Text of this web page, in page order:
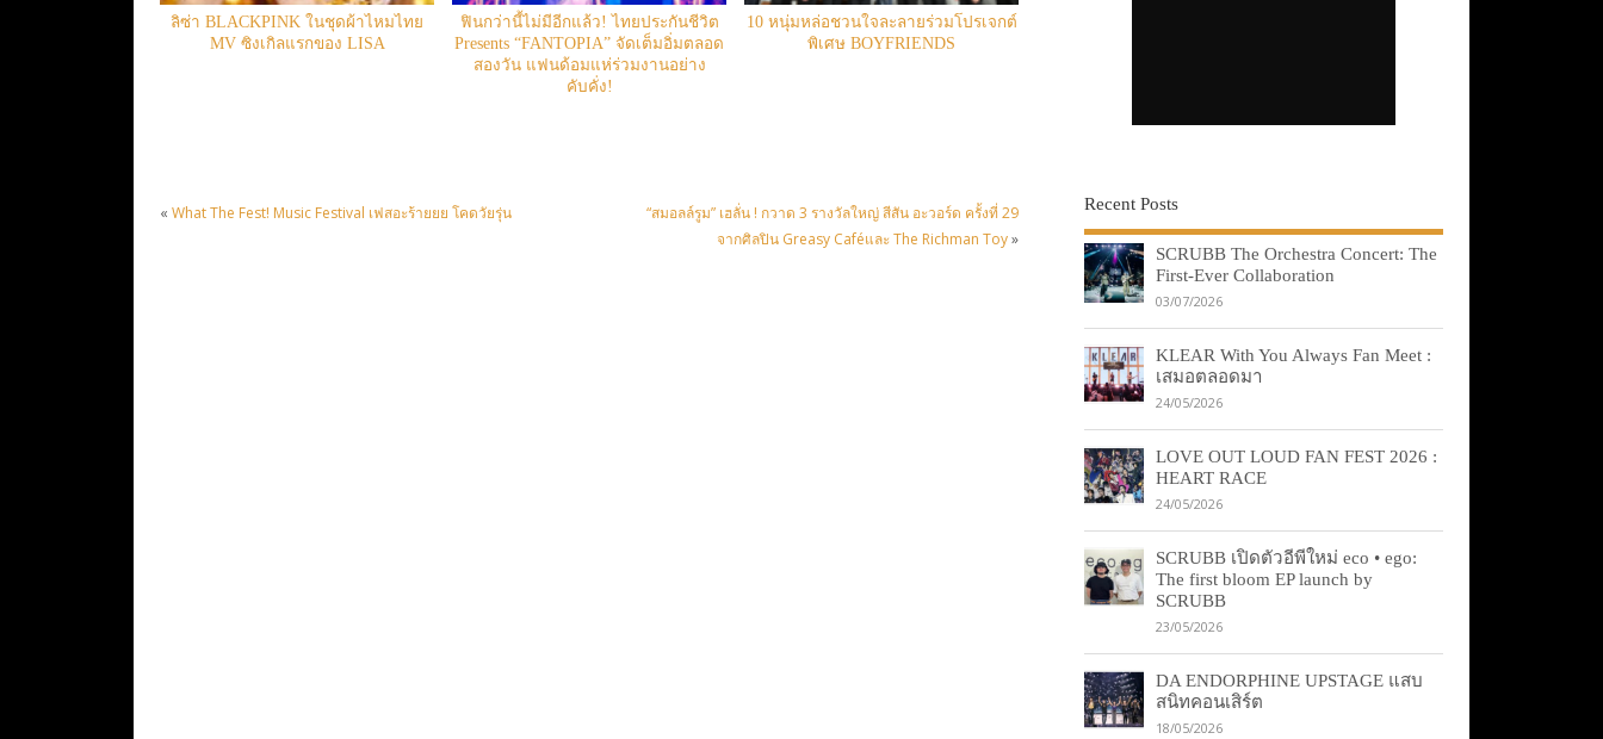
ลิซ่า BLACKPINK ในชุดผ้าไหมไทย
MV ซิงเกิลแรกของ LISA
ฟินกว่านี้ไม่มีอีกแล้ว! ไทยประกันชีวิต
Presents “FANTOPIA” จัดเต็มอิ่มตลอด
สองวัน แฟนด้อมแห่ร่วมงานอย่าง
คับคั่ง!
10 หนุ่มหล่อชวนใจละลายร่วมโปรเจกต์
พิเศษ BOYFRIENDS
«What The Fest! Music Festival เฟสอะร้ายยย โคดวัยรุ่น
“สมอลล์รูม” เฮลั่น ! กวาด 3 รางวัลใหญ่ สีสัน อะวอร์ด ครั้งที่ 29
จากศิลปิน Greasy Caféและ The Richman Toy»
Recent Posts
SCRUBB The Orchestra Concert: The
First-Ever Collaboration
03/07/2026
KLEAR With You Always Fan Meet :
เสมอตลอดมา
24/05/2026
LOVE OUT LOUD FAN FEST 2026 :
HEART RACE
24/05/2026
SCRUBB เปิดตัวอีพีใหม่ eco • ego:
The first bloom EP launch by
SCRUBB
23/05/2026
DA ENDORPHINE UPSTAGE แสบ
สนิทคอนเสิร์ต
18/05/2026